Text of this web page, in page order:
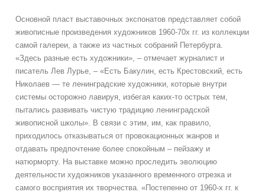
Основной пласт выставочных экспонатов представляет собой
живописные произведения художников 1960-70х гг. из коллекции
самой галереи, а также из частных собраний Петербурга.
«Здесь разные есть художники», – отмечает журналист и
писатель Лев Лурье, – «Есть Бакулин, есть Крестовский, есть
Николаев — те ленинградские художники, которые внутри
системы осторожно лавируя, избегая каких-то острых тем,
пытались развивать чистую традицию ленинградской
живописной школы». В связи с этим, им, как правило,
приходилось отказываться от провокационных жанров и
отдавать предпочтение более спокойным – пейзажу и
натюрморту. На выставке можно проследить эволюцию
деятельности художников указанного временного отрезка и
самого восприятия их творчества. «Постепенно от 1960-х гг. к